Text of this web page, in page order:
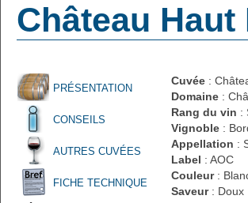
Château
PRÉSENTATION
CONSEILS
AUTRES CUVÉES
FICHE TECHNIQUE
Cuvée :
Domaine :
Rang du vin :
Vignoble :
Appellation :
Label : AOC
Couleur:
Saveur: Doux